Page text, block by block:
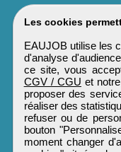
Les cookies
EAUJOB utilise les
d'analyse
ce site, vous
CGV / CGU et notre
proposer des
réaliser des
refuser ou de
bouton
moment changer